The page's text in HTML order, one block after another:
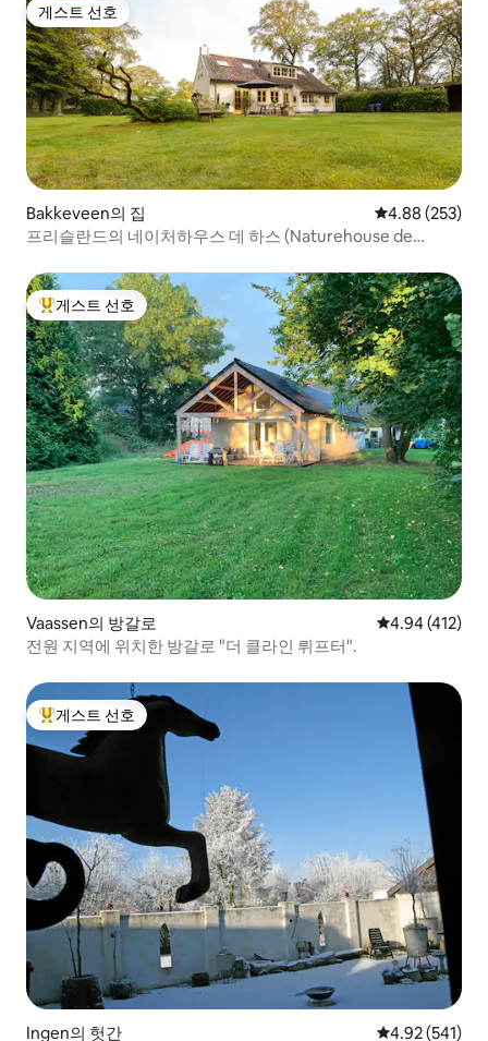
게스트 선호
게스트 선호
Bakkeveen의 집 평점 4.88점(5
4.88 (253)
프리슬란드의 네이처하우스 데 하스 (Naturehouse de
상위 게스트 선호
게스트 선호
Vaassen의 방갈로 평점 4.94점(5
4.94 (412)
전원 지역에 위치한 방갈로 "더 클라인 뤼프터".
상위 게스트 선호
게스트 선호
Ingen의 헛간 평점 4.92점(5
4.92 (541)